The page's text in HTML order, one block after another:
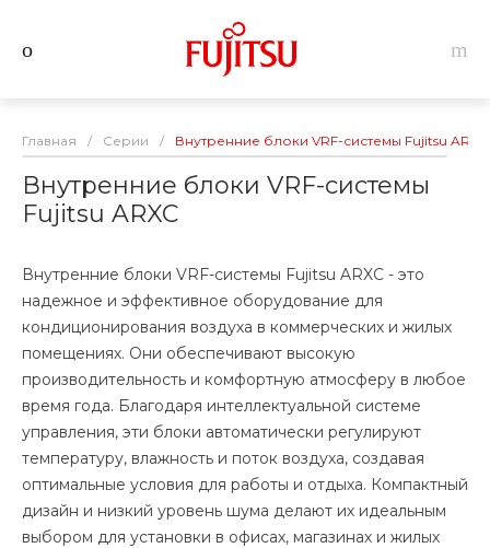
Главная / Серии / Внутренние блоки VRF-системы Fujitsu ARXC
Внутренние блоки VRF-системы
Fujitsu ARXC
Внутренние блоки VRF-системы Fujitsu ARXC - это
надежное и эффективное оборудование для
кондиционирования воздуха в коммерческих и жилых
помещениях. Они обеспечивают высокую
производительность и комфортную атмосферу в любое
время года. Благодаря интеллектуальной системе
управления, эти блоки автоматически регулируют
температуру, влажность и поток воздуха, создавая
оптимальные условия для работы и отдыха. Компактный
дизайн и низкий уровень шума делают их идеальным
выбором для установки в офисах, магазинах и жилых